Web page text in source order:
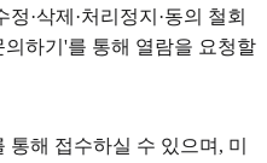
·삭제·처리정지·동의 철회
하기'를 통해 열람을 요청할
해 접수하실 수 있으며, 미